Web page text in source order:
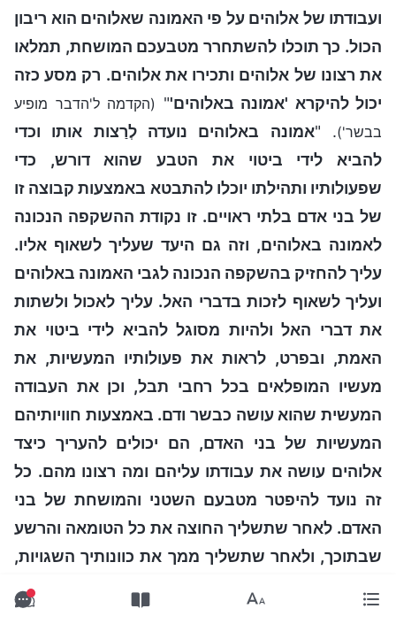
ועבודתו של אלוהים על פי האמונה שאלוהים הוא ריבון
הכול. כך תוכלו להשתחרר מטבעכם המושחת, תמלאו
את רצונו של אלוהים ותכירו את אלוהים. רק מסע כזה
יכול להיקרא 'אמונה באלוהים'" (הקדמה ל'הדבר מופיע
בבשר'). "אמונה באלוהים נועדה לְרַצות אותו וכדי
להביא לידי ביטוי את הטבע שהוא דורש, כדי
שפעולותיו ותהילתו יוכלו להתבטא באמצעות קבוצה זו
של בני אדם בלתי ראויים. זו נקודת ההשקפה הנכונה
לאמונה באלוהים, וזה גם היעד שעליך לשאוף אליו.
עליך להחזיק בהשקפה הנכונה לגבי האמונה באלוהים
ועליך לשאוף לזכות בדברי האל. עליך לאכול ולשתות
את דברי האל ולהיות מסוגל להביא לידי ביטוי את
האמת, ובפרט, לראות את פעולותיו המעשיות, את
מעשיו המופלאים בכל רחבי תבל, וכן את העבודה
המעשית שהוא עושה כבשר ודם. באמצעות חוויותיהם
המעשיות של בני האדם, הם יכולים להעריך כיצד
אלוהים עושה את עבודתו עליהם ומה רצונו מהם. כל
זה נועד להיפטר מטבעם השטני והמושחת של בני
האדם. לאחר שתשליך החוצה את כל הטומאה והרשע
שבתוכך, ולאחר שתשליך ממך את כוונותיך השגויות,
ולאחר שתפתח אמונת אמת באלוהים – רק באמצעות
אמונת אמת תוכל לאהוב את אלוהים באמת ובתמים"